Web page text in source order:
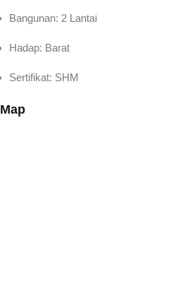
Bangunan: 2 Lantai
Hadap: Barat
Sertifikat: SHM
Map